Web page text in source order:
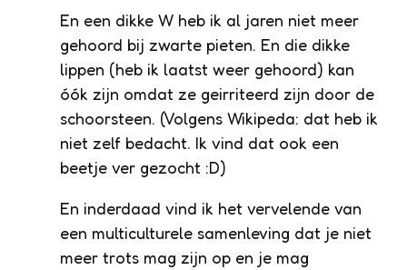
En een dikke W heb ik al jaren niet meer
gehoord bij zwarte pieten. En die dikke
lippen (heb ik laatst weer gehoord) kan
óók zijn omdat ze geirriteerd zijn door de
schoorsteen. (Volgens Wikipeda: dat heb ik
niet zelf bedacht. Ik vind dat ook een
beetje ver gezocht :D)
En inderdaad vind ik het vervelende van
een multiculturele samenleving dat je niet
meer trots mag zijn op en je mag